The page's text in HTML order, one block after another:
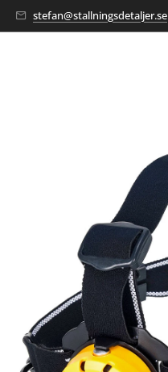
stefan@stallningsdetaljer.se